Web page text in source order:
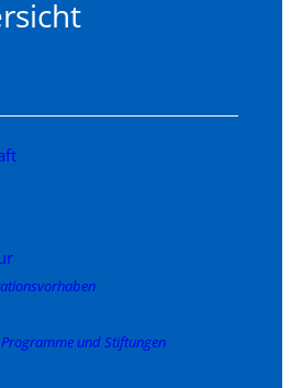
und Stiftungen